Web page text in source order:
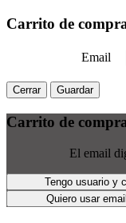
Carrito de
Email
Cerrar Guardar
Carrito de
El email
Tengo
Quiero usar